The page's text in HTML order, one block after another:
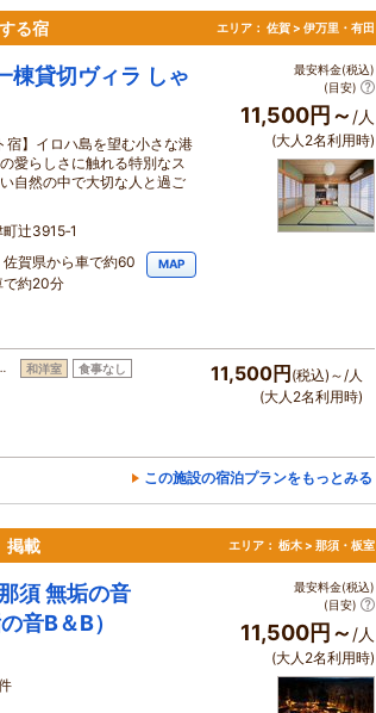
る宿 エリア： 佐賀 > 伊万里・有田
貸切ヴィラ しゃ
宿】イロハ島を望む小さな港
愛らしさに触れる特別なス
自然の中で大切な人と過ご
辻3915‐1
賀県から車で約60
で約20分
MAP
最安料金(税込)
(目安)
11,500円～ /人
(大人2名利用時)
和洋室 食事なし 11,500円 (税込)～/人
(大人2名利用時)
この施設の宿泊プランをもっとみる
掲載 エリア： 栃木 > 那須・板室
須 無垢の音
音B＆B）
最安料金(税込)
(目安)
11,500円～ /人
(大人2名利用時)